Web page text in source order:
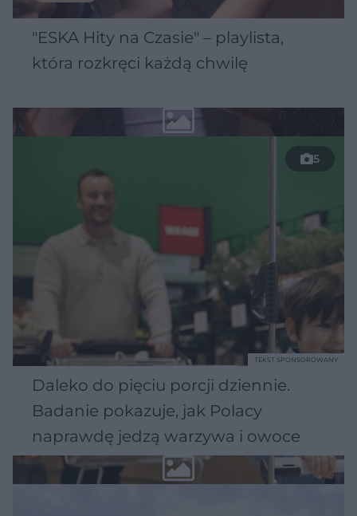
"ESKA Hity na Czasie" – playlista,
która rozkręci każdą chwilę
5
Daleko do pięciu porcji dziennie.
Badanie pokazuje, jak Polacy
naprawdę jedzą warzywa i owoce
TEKST SPONSOROWANY